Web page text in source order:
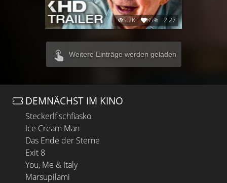
5.2K 85% 2:27
Weitere Einträge werden geladen
DEMNÄCHST IM KINO
Steckerlfischfiasko
Ice Cream Man
Das Ende der Sterne
Exit 8
You, Me & Italy
Marsupilami